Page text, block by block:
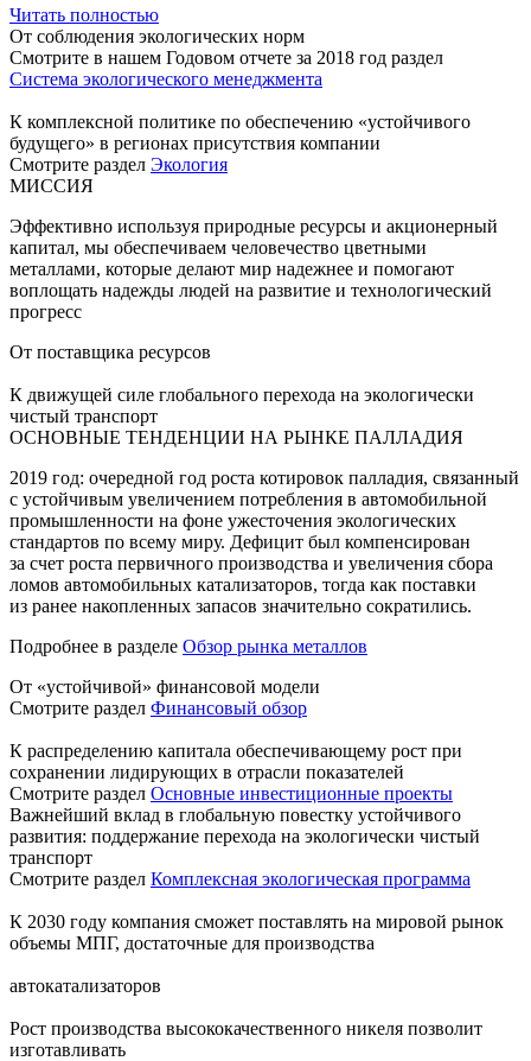
Читать полностью
От соблюдения экологических норм
Смотрите в нашем Годовом отчете за 2018 год раздел
Система экологического менеджмента
К комплексной политике по обеспечению «устойчивого
будущего» в регионах присутствия компании
Смотрите раздел Экология
МИССИЯ
Эффективно используя природные ресурсы и акционерный
капитал, мы обеспечиваем человечество цветными
металлами, которые делают мир надежнее и помогают
воплощать надежды людей на развитие и технологический
прогресс
От поставщика ресурсов
К движущей силе глобального перехода на экологически
чистый транспорт
ОСНОВНЫЕ ТЕНДЕНЦИИ НА РЫНКЕ ПАЛЛАДИЯ
2019 год: очередной год роста котировок палладия, связанный
с устойчивым увеличением потребления в автомобильной
промышленности на фоне ужесточения экологических
стандартов по всему миру. Дефицит был компенсирован
за счет роста первичного производства и увеличения сбора
ломов автомобильных катализаторов, тогда как поставки
из ранее накопленных запасов значительно сократились.
Подробнее в разделе Обзор рынка металлов
От «устойчивой» финансовой модели
Смотрите раздел Финансовый обзор
К распределению капитала обеспечивающему рост при
сохранении лидирующих в отрасли показателей
Смотрите раздел Основные инвестиционные проекты
Важнейший вклад в глобальную повестку устойчивого
развития: поддержание перехода на экологически чистый
транспорт
Смотрите раздел Комплексная экологическая программа
К 2030 году компания сможет поставлять на мировой рынок
объемы МПГ, достаточные для производства
автокатализаторов
Рост производства высококачественного никеля позволит
изготавливать